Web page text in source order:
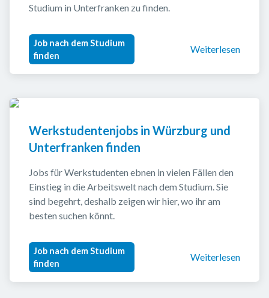
Studium in Unterfranken zu finden.
Job nach dem Studium
finden
Weiterlesen
Werkstudentenjobs in Würzburg und
Unterfranken finden
Jobs für Werkstudenten ebnen in vielen Fällen den
Einstieg in die Arbeitswelt nach dem Studium. Sie
sind begehrt, deshalb zeigen wir hier, wo ihr am
besten suchen könnt.
Job nach dem Studium
finden
Weiterlesen